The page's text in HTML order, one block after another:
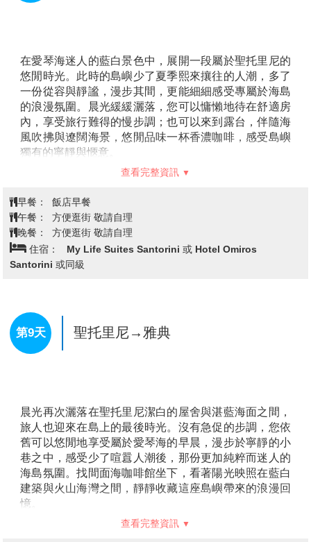
在愛琴海迷人的藍白景色中，展開一段屬於聖托里尼的
悠閒時光。此時的島嶼少了夏季熙來攘往的人潮，多了
一份從容與靜謐，漫步其間，更能細細感受專屬於海島
的浪漫氛圍。晨光緩緩灑落，您可以慵懶地待在舒適房
內，享受旅行難得的慢步調；也可以來到露台，伴隨海
風吹拂與遼闊海景，悠閒品味一杯香濃咖啡，感受島嶼
獨有的寧靜與愜意。
白屋舍、藍頂教堂與盛開花卉交織成夢幻景色，每一個
角落都充滿濃厚地中海風情。少了擁擠喧鬧，更能自在
停下腳步，好好欣賞眼前每一道海景與街角風光。途中
找間別具特色的咖啡館坐下，品嚐希臘甜點與當地風味
飲品，在悠閒節奏中感受最純粹的度假時光。
落海面，潔白建築在晚霞映照下更顯溫柔迷人，整座島
嶼彷彿披上一層夢幻色彩，令人流連忘返。入夜後，小
鎮燈火緩緩亮起，溫暖氛圍與海島夜色交織出另一種浪
查看完整資訊
早餐：
飯店早餐
午餐：
方便逛街 敬請自理
晚餐：
方便逛街 敬請自理
住宿：
My Life Suites Santorini 或 Hotel Omiros
Santorini 或同級
第9天 聖托里尼→雅典
晨光再次灑落在聖托里尼潔白的屋舍與湛藍海面之間，
旅人也迎來在島上的最後時光。沒有急促的步調，您依
舊可以悠閒地享受屬於愛琴海的早晨，漫步於寧靜的小
巷之中，感受少了喧囂人潮後，那份更加純粹而迷人的
海島氛圍。找間面海咖啡館坐下，看著陽光映照在藍白
建築與火山海灣之間，靜靜收藏這座島嶼帶來的浪漫回
憶。
若想更深入體驗聖托里尼獨特風情，也可自由參加島上
查看完整資訊